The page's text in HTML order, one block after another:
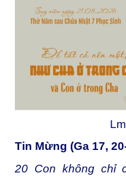
Tin Mừng (Ga 17,
20 Con không chỉ